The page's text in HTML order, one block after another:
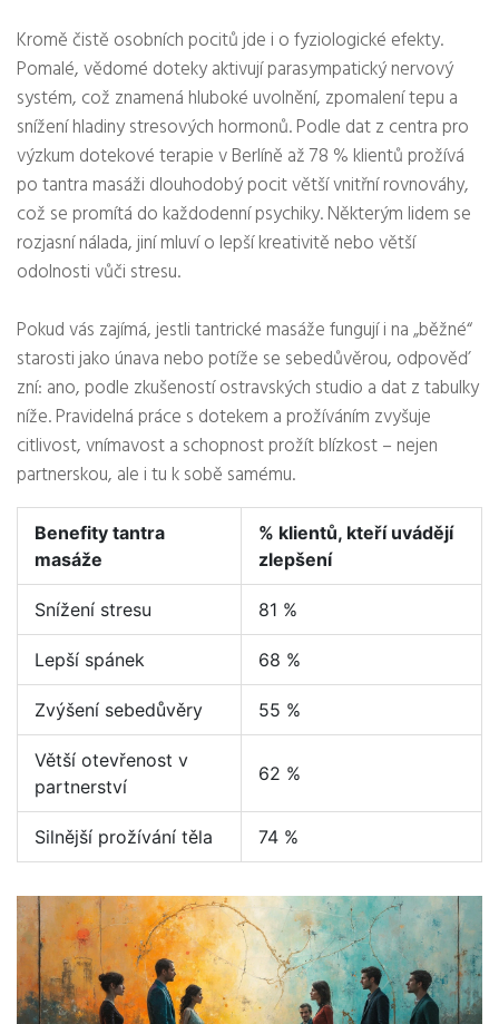
Kromě čistě osobních pocitů jde i o fyziologické efekty.
Pomalé, vědomé doteky aktivují parasympatický nervový
systém, což znamená hluboké uvolnění, zpomalení tepu a
snížení hladiny stresových hormonů. Podle dat z centra pro
výzkum dotekové terapie v Berlíně až 78 % klientů prožívá
po tantra masáži dlouhodobý pocit větší vnitřní rovnováhy,
což se promítá do každodenní psychiky. Některým lidem se
rozjasní nálada, jiní mluví o lepší kreativitě nebo větší
odolnosti vůči stresu.
Pokud vás zajímá, jestli tantrické masáže fungují i na „běžné“
starosti jako únava nebo potíže se sebedůvěrou, odpověď
zní: ano, podle zkušeností ostravských studio a dat z tabulky
níže. Pravidelná práce s dotekem a prožíváním zvyšuje
citlivost, vnímavost a schopnost prožít blízkost – nejen
partnerskou, ale i tu k sobě samému.
Benefity tantra
masáže
% klientů, kteří uvádějí
zlepšení
Snížení stresu 81 %
Lepší spánek 68 %
Zvýšení sebedůvěry 55 %
Větší otevřenost v
partnerství
62 %
Silnější prožívání těla 74 %